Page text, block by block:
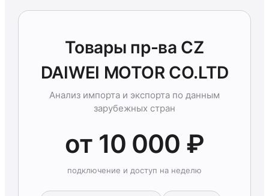
Товары пр-ва CZ
DAIWEI MOTOR CO.LTD
Анализ импорта и экспорта по данным
зарубежных стран
от 10 000 ₽
подключение и доступ на неделю